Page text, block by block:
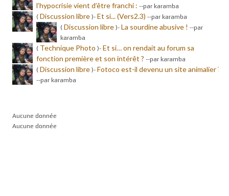
l’hypocrisie vient d’être franchi : --par karamba
( Discussion libre )- Et si... (Vers2.3) --par karamba
( Discussion libre )- La sourdine abusive ! --par
karamba
( Technique Photo )- Et si… on rendait au forum sa
fonction première et son intérêt ? --par karamba
( Discussion libre )- Fotoco est-il devenu un site animalier ?
--par karamba
Aucune donnée
Aucune donnée